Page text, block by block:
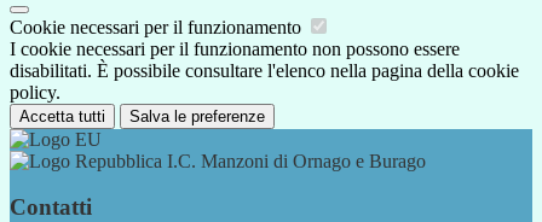
Cookie necessari per il funzionamento
I cookie necessari per il funzionamento non possono essere
disabilitati. È possibile consultare l'elenco nella pagina della cookie
policy.
Accetta tutti Salva le preferenze
I.C. Manzoni di Ornago e Burago
Contatti